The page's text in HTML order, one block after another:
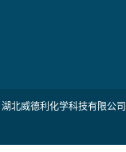
湖北威德利化学科技有限公司